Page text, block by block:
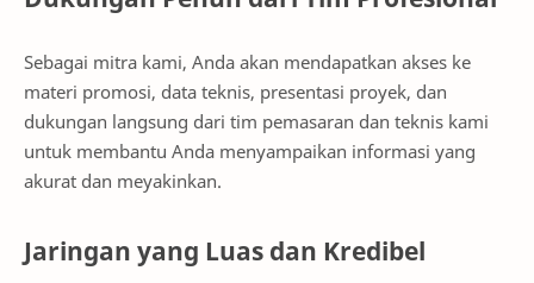
Sebagai mitra kami, Anda akan mendapatkan akses ke
materi promosi, data teknis, presentasi proyek, dan
dukungan langsung dari tim pemasaran dan teknis kami
untuk membantu Anda menyampaikan informasi yang
akurat dan meyakinkan.
Jaringan yang Luas dan Kredibel